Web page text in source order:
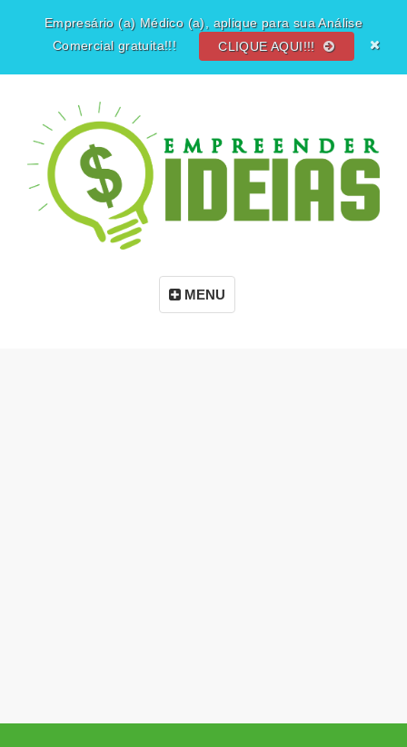
Empresário (a) Médico (a), aplique para sua Análise
Comercial gratuita!!!
CLIQUE AQUI!!!
MENU